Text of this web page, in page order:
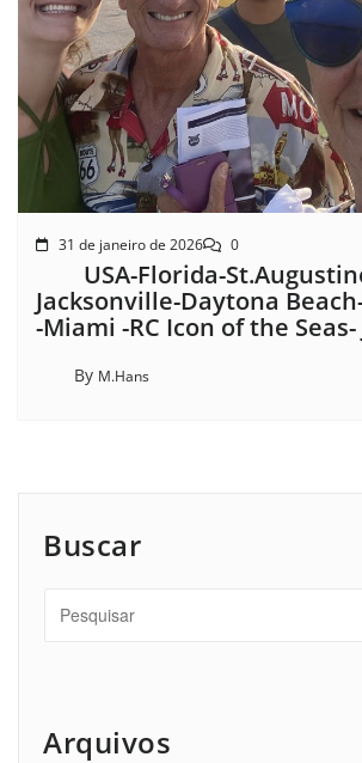
31 de janeiro de 2026 0
USA-Florida-
Jacksonville-Daytona
-Miami -RC Icon of the Seas-
By M.Hans
Buscar
Arquivos